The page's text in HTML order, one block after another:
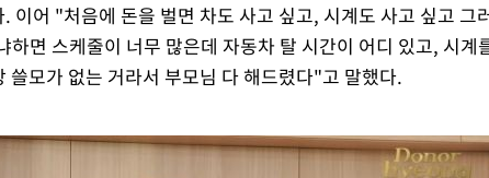
이어 "처음에 돈을 벌면 차도 사고 싶고, 시계도 사고 싶고 그
하면 스케줄이 너무 많은데 자동차 탈 시간이 어디 있고, 시계
쓸모가 없는 거라서 부모님 다 해드렸다"고 말했다.